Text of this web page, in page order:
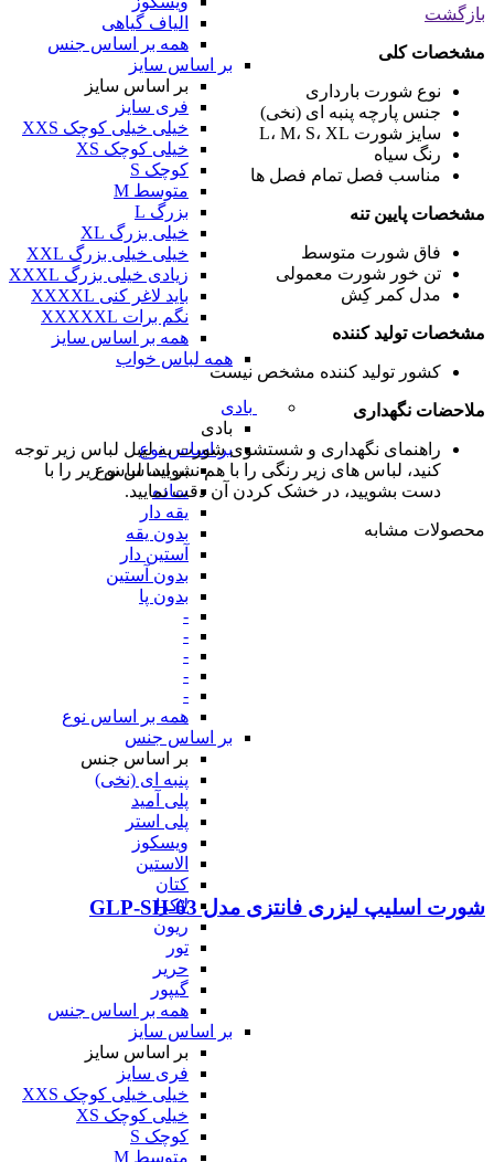
الیاف گیاهی
همه بر اساس جنس
بر اساس سایز
بر اساس سایز
فری سایز
خیلی خیلی کوچک XXS
خیلی کوچک XS
کوچک S
متوسط M
بزرگ L
خیلی بزرگ XL
خیلی خیلی بزرگ XXL
زیادی خیلی بزرگ XXXL
باید لاغر کنی XXXXL
نگم برات XXXXXL
همه بر اساس سایز
همه لباس خواب
بادی
بادی
بر اساس نوع
بر اساس نوع
ساده
یقه دار
بدون یقه
آستین دار
بدون آستین
بدون پا
-
-
-
-
-
همه بر اساس نوع
بر اساس جنس
بر اساس جنس
پنبه ای (نخی)
پلی آمید
پلی استر
ویسکوز
الاستین
کتان
لاکرا
ریون
تور
حریر
گیپور
همه بر اساس جنس
بر اساس سایز
بر اساس سایز
فری سایز
خیلی خیلی کوچک XXS
خیلی کوچک XS
کوچک S
متوسط M
بازگشت
مشخصات کلی
نوع شورت بارداری
جنس پارچه پنبه ای (نخی)
سایز شورت L، M، S، XL
رنگ سیاه
مناسب فصل تمام فصل ها
مشخصات پایین تنه
فاق شورت متوسط
تن خور شورت معمولی
مدل کمر کِش
مشخصات تولید کننده
کشور تولید کننده مشخص نیست
ملاحضات نگهداری
راهنمای نگهداری و شستشوی شورت به لیبل لباس زیر توجه
کنید، لباس های زیر رنگی را با هم نشویید، لباس زیر را با
دست بشویید، در خشک کردن آن دقت نمایید.
محصولات مشابه
شورت اسلیپ لیزری فانتزی مدل GLP-SH-63